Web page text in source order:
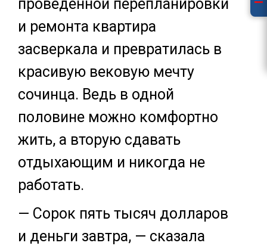
проведенной перепланировки
и ремонта квартира
засверкала и превратилась в
красивую вековую мечту
сочинца. Ведь в одной
половине можно комфортно
жить, а вторую сдавать
отдыхающим и никогда не
работать.
— Сорок пять тысяч долларов
и деньги завтра, — сказала